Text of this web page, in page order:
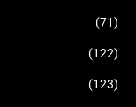
(71)
(122)
(123)